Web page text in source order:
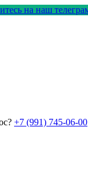
+7 (991) 745-06-00